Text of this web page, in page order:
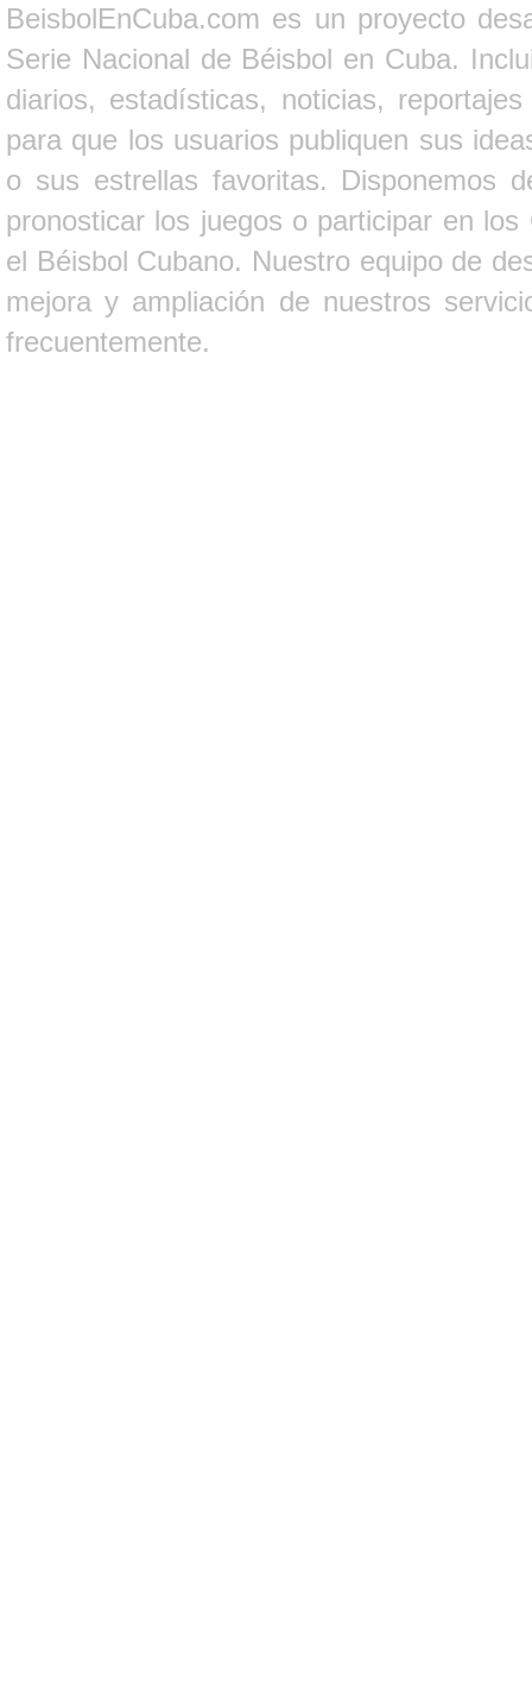
BeisbolEnCuba.com es un proyecto
Serie Nacional de Béisbol en Cuba.
diarios, estadísticas, noticias,
para que los usuarios publiquen sus
o sus estrellas favoritas. Disponemos
pronosticar los juegos o participar en
el Béisbol Cubano. Nuestro equipo de
mejora y ampliación de nuestros
frecuentemente.